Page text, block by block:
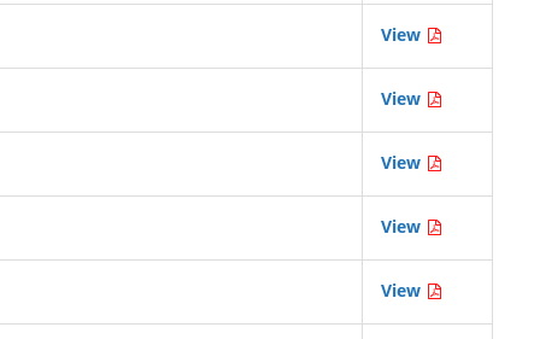
View
View
View
View
View